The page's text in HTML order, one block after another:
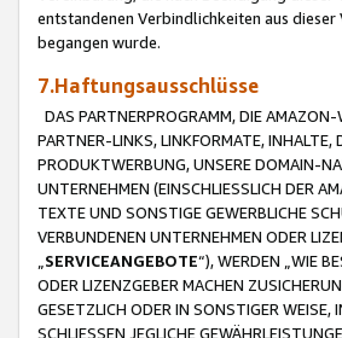
entstandenen Verbindlichkeiten aus
begangen wurde.
7.Haftungsausschlüsse
DAS PARTNERPROGRAMM, DIE
PARTNER-LINKS, LINKFORMATE,
PRODUKTWERBUNG, UNSERE DOMAIN-
UNTERNEHMEN (EINSCHLIESSLICH DER
TEXTE UND SONSTIGE GEWERBLICHE
VERBUNDENEN UNTERNEHMEN ODER
SERVICEANGEBOTE“), WERDEN „WIE
ODER LIZENZGEBER MACHEN
GESETZLICH ODER IN SONSTIGER WEISE,
SCHLIESSEN JEGLICHE